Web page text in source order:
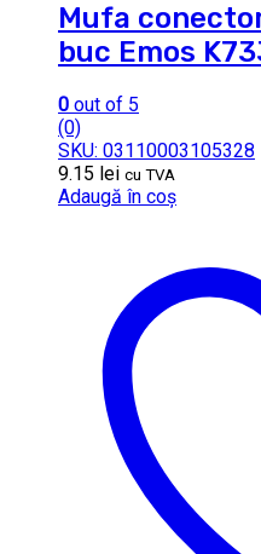
Mufa
buc Emos
0 out of 5
(0)
SKU: 03110003105328
9.15 lei cu TVA
Adaugă în coș